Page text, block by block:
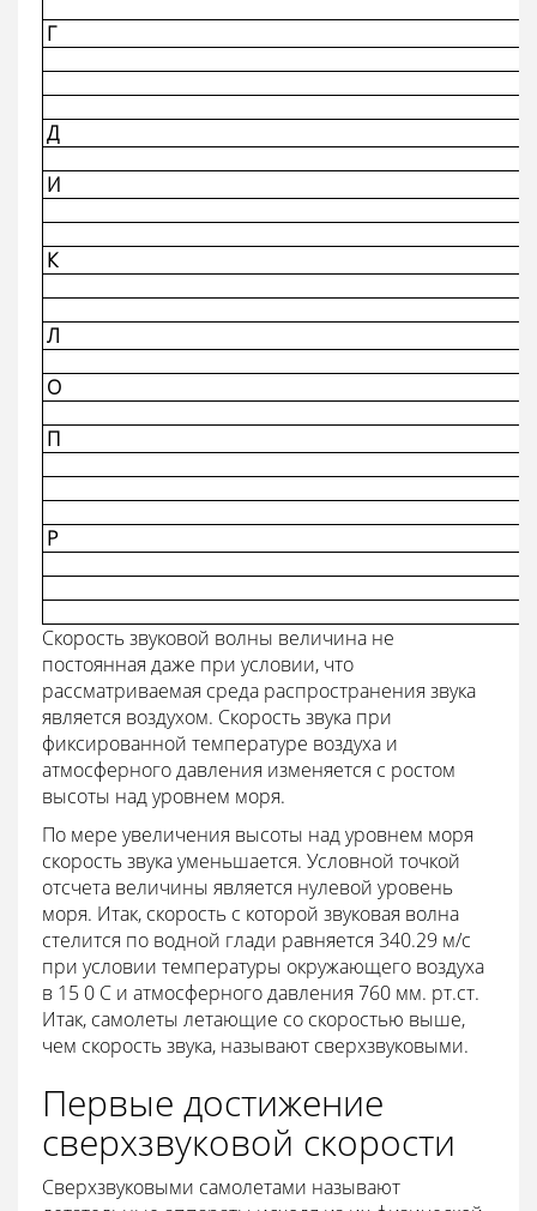
Г
Д
И
К
Л
О
П
Р
Скорость звуковой волны величина не
постоянная даже при условии, что
рассматриваемая среда распространения звука
является воздухом. Скорость звука при
фиксированной температуре воздуха и
атмосферного давления изменяется с ростом
высоты над уровнем моря.
По мере увеличения высоты над уровнем моря
скорость звука уменьшается. Условной точкой
отсчета величины является нулевой уровень
моря. Итак, скорость с которой звуковая волна
стелится по водной глади равняется 340.29 м/с
при условии температуры окружающего воздуха
в 15 0 С и атмосферного давления 760 мм. рт.ст.
Итак, самолеты летающие со скоростью выше,
чем скорость звука, называют сверхзвуковыми.
Первые достижение
сверхзвуковой скорости
Сверхзвуковыми самолетами называют